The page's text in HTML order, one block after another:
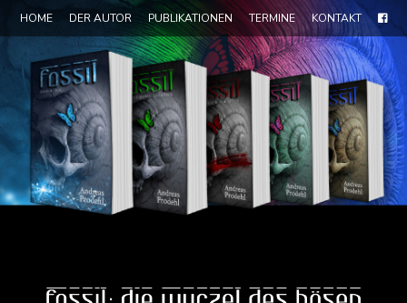
HOME DER AUTOR PUBLIKATIONEN TERMINE KONTAKT